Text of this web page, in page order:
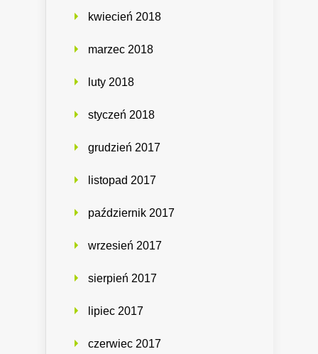
kwiecień 2018
marzec 2018
luty 2018
styczeń 2018
grudzień 2017
listopad 2017
październik 2017
wrzesień 2017
sierpień 2017
lipiec 2017
czerwiec 2017